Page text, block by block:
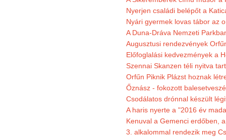
Nyerjen családi belépőt a
Nyári gyermek lovas tábor az
A Duna-Dráva Nemzeti
Augusztusi rendezvények
Előfoglalási kedvezmények a
Szennai Skanzen téli nyitva
Orfűn Piknik Plázst hoznak
Őznász - fokozott
Csodálatos drónnal készült
A haris nyerte a "2016 év
Kenuval a Gemenci erdőben,
3. alkalommal rendezik meg